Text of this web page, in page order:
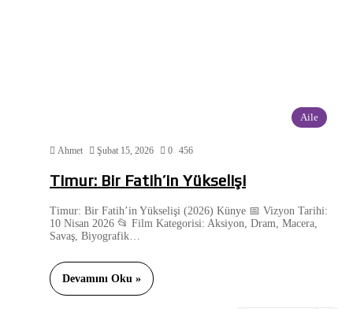
Aile
Ahmet Şubat 15, 2026 0 456
Timur: Bir Fatih’in Yükselişi
Timur: Bir Fatih’in Yükselişi (2026) Künye 📅 Vizyon Tarihi:
10 Nisan 2026 📂 Film Kategorisi: Aksiyon, Dram, Macera,
Savaş, Biyografik…
Devamını Oku »